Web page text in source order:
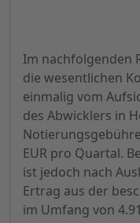
Im nachfolgenden
die wesentlichen
einmalig vom
des Abwicklers in
EUR pro Quartal.
ist jedoch nach
Ertrag aus der
im Umfang von